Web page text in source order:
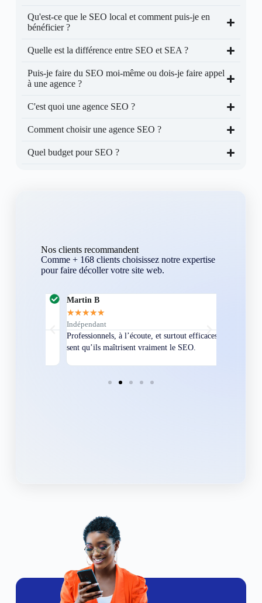
Qu'est-ce que le SEO local et comment puis-je en
bénéficier ?
Quelle est la différence entre SEO et SEA ?
Puis-je faire du SEO moi-même ou dois-je faire appel
à une agence ?
C'est quoi une agence SEO ?
Comment choisir une agence SEO ?
Quel budget pour SEO ?
Nos clients recommandent
Comme + 168 clients choisissez notre expertise
pour faire décoller votre site web.
Martin B
★★★
Indépendant
Professionnels, à l’écoute, et surtout efficaces. On
sent qu’ils maîtrisent vraiment le SEO.